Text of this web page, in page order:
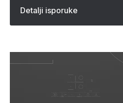
Detalji isporuke